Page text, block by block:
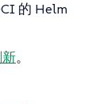
的 Helm
。